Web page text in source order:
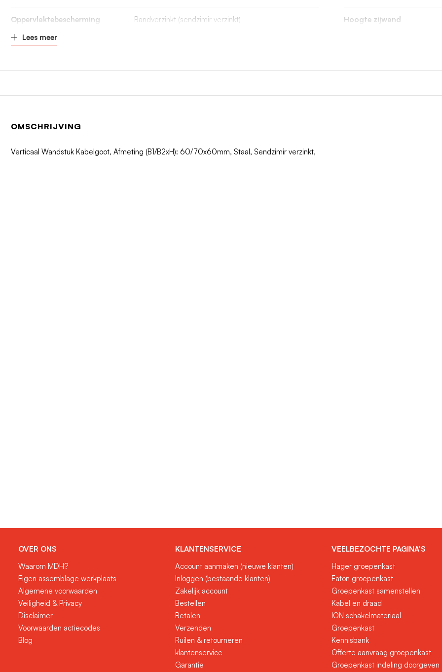
Oppervlaktebescherming Bandverzinkt (sendzimir verzinkt)
Hoogte zijwand
Lees meer
OMSCHRIJVING
Verticaal Wandstuk Kabelgoot, Afmeting (B1/B2xH): 60/70x60mm, Staal, Sendzimir verzinkt,
OVER ONS
Waarom MDH?
Eigen assemblage werkplaats
Algemene voorwaarden
Veiligheid & Privacy
Disclaimer
Voorwaarden actiecodes
Blog
KLANTENSERVICE
Account aanmaken (nieuwe klanten)
Inloggen (bestaande klanten)
Zakelijk account
Bestellen
Betalen
Verzenden
Ruilen & retourneren
klantenservice
Garantie
VEELBEZOCHTE PAGINA'S
Hager groepenkast
Eaton groepenkast
Groepenkast samenstellen
Kabel en draad
ION schakelmateriaal
Groepenkast
Kennisbank
Offerte aanvraag groepenkast
Groepenkast indeling doorgeven